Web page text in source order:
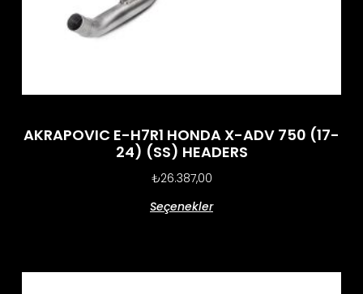
AKRAPOVIC E-H7R1 HONDA X-ADV 750 (17-
24) (SS) HEADERS
₺26.387,00
Seçenekler